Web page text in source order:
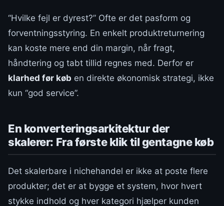
“Hvilke fejl er dyrest?” Ofte er det pasform og
forventningsstyring. En enkelt produktreturnering
kan koste mere end din margin, når fragt,
håndtering og tabt tillid regnes med. Derfor er
klarhed før køb en direkte økonomisk strategi, ikke
kun “god service”.
En konverteringsarkitektur der
skalerer: Fra første klik til gentagne køb
Det skalerbare i nichehandel er ikke at poste flere
produkter; det er at bygge et system, hvor hvert
stykke indhold og hver kategori hjælper kunden